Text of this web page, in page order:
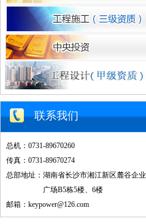
联系我们
总机：0731-89670260
传真：0731-89670274
总部地址：湖南省长沙市湘江新区麓谷企业
广场B5栋5楼、6楼
邮箱：keypower@126.com